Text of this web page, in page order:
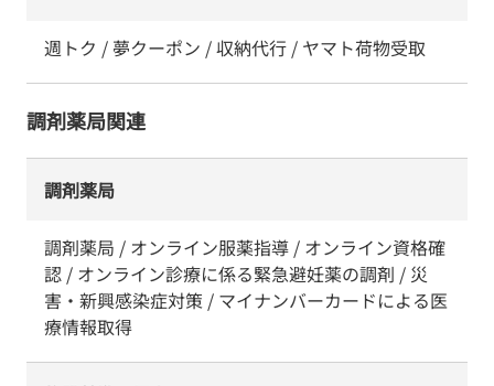
週トク / 夢クーポン / 収納代行 / ヤマト荷物受取
調剤薬局関連
調剤薬局
調剤薬局 / オンライン服薬指導 / オンライン資格確
認 / オンライン診療に係る緊急避妊薬の調剤 / 災
害・新興感染症対策 / マイナンバーカードによる医
療情報取得